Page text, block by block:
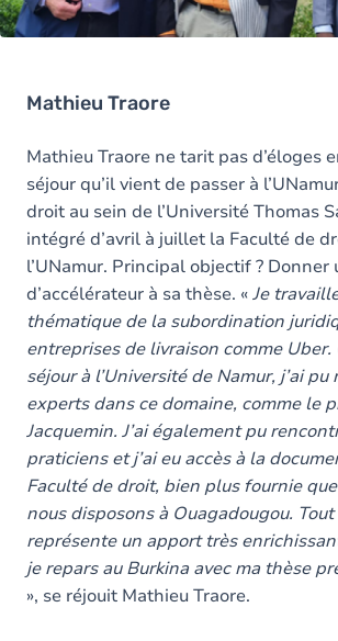
Mathieu Traore
Mathieu Traore ne tarit pas d’éloges
séjour qu’il vient de passer à
droit au sein de l’Université Thomas
intégré d’avril à juillet la Faculté de
l’UNamur. Principal objectif ? Donner
d’accélérateur à sa thèse. «Je
thématique de la subordination
entreprises de livraison comme Uber.
séjour à l’Université de Namur, j’ai
experts dans ce domaine, comme le
Jacquemin. J’ai également pu
praticiens et j’ai eu accès à la
Faculté de droit, bien plus fournie
nous disposons à Ouagadougou.
représente un apport très
je repars au Burkina avec ma thèse
», se réjouit Mathieu Traore.